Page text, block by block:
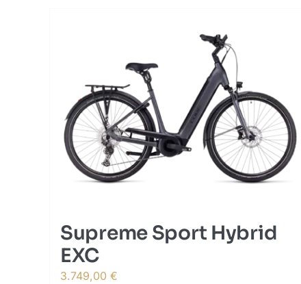
Supreme Sport Hybrid
EXC
3.749,00 €